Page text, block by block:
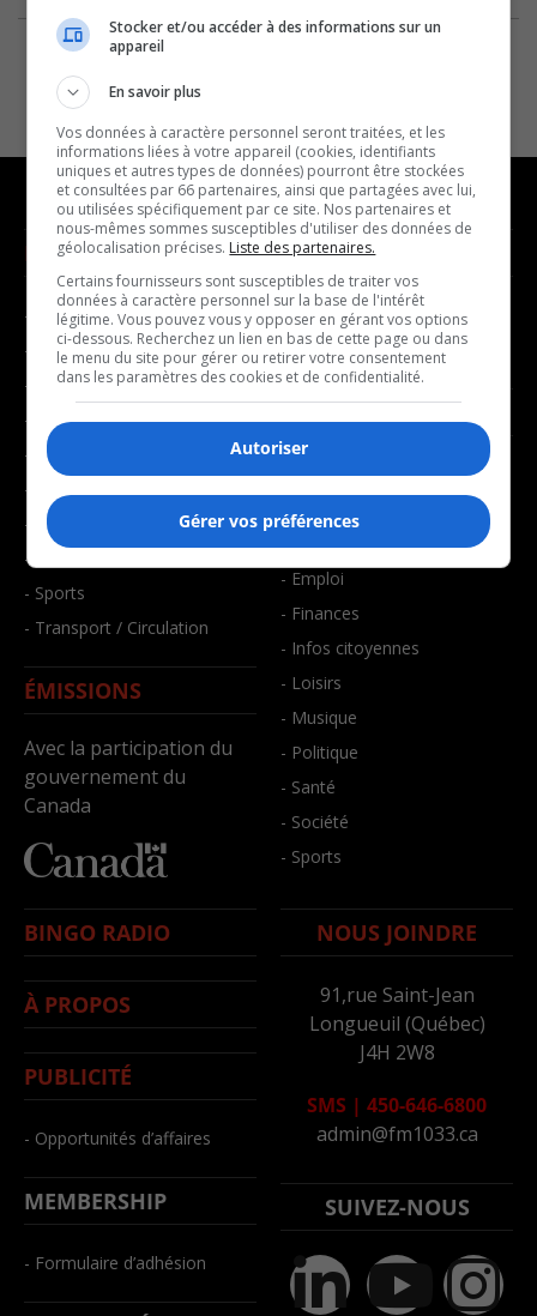
NOUVELLES
- Affaires municipales
- Communauté / Social
- Culture
- Économie
- Éducation
- Environnement
- Faits divers
- Santé et bien-être
- Sports
- Transport / Circulation
ÉMISSIONS
Avec la participation du
gouvernement du
Canada
MUSIQUE
- Décompte franco
- Joué récemment
BALADOS
- Affaires
- Art de vivre
- Bien-être
- Emploi
- Finances
- Infos citoyennes
- Loisirs
- Musique
- Politique
- Santé
- Société
- Sports
BINGO RADIO
À PROPOS
PUBLICITÉ
- Opportunités d’affaires
MEMBERSHIP
- Formulaire d’adhésion
NOUS JOINDRE
91,rue Saint-Jean
Longueuil (Québec)
J4H 2W8
SMS | 450-646-6800
admin@fm1033.ca
SUIVEZ-NOUS
Stocker et/ou accéder à des informations sur un
appareil
En savoir plus
Vos données à caractère personnel seront traitées, et les
informations liées à votre appareil (cookies, identifiants
uniques et autres types de données) pourront être stockées
et consultées par 66 partenaires, ainsi que partagées avec lui,
ou utilisées spécifiquement par ce site. Nos partenaires et
nous-mêmes sommes susceptibles d'utiliser des données de
géolocalisation précises. Liste des partenaires.
Certains fournisseurs sont susceptibles de traiter vos
données à caractère personnel sur la base de l'intérêt
légitime. Vous pouvez vous y opposer en gérant vos options
ci-dessous. Recherchez un lien en bas de cette page ou dans
le menu du site pour gérer ou retirer votre consentement
dans les paramètres des cookies et de confidentialité.
Autoriser
Gérer vos préférences